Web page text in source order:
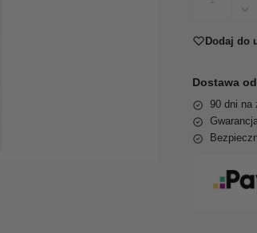
Dodaj do
Dostawa od
90 dni na